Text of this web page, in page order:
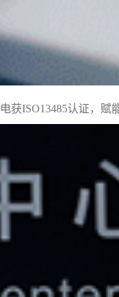
获ISO13485认证，赋